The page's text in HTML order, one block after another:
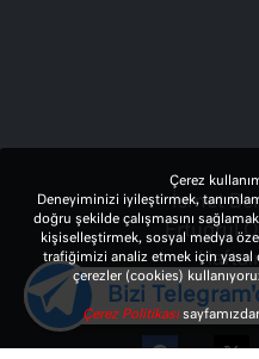
İsmet
Ertuğrul
Çerez
Deneyiminizi iyileştirmek,
doğru şekilde çalışmasını
kişiselleştirmek, sosyal medya
trafiğimizi analiz etmek için yasal
çerezler (cookies)
Çerez Politikası
Bizi